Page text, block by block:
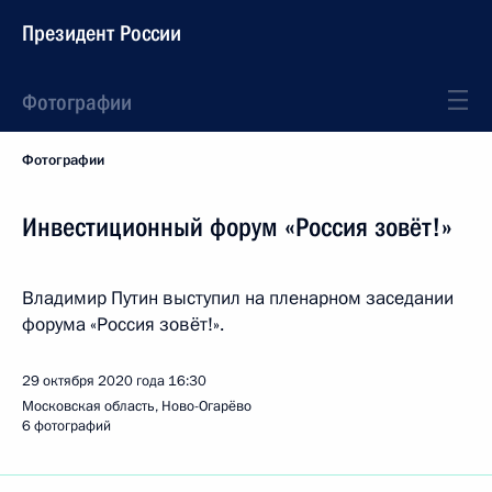
Президент России
Фотографии
Фотографии
Инвестиционный форум «Россия зовёт!»
Владимир Путин выступил на пленарном заседании
форума «Россия зовёт!».
29 октября 2020 года 16:30
Московская область, Ново-Огарёво
6 фотографий